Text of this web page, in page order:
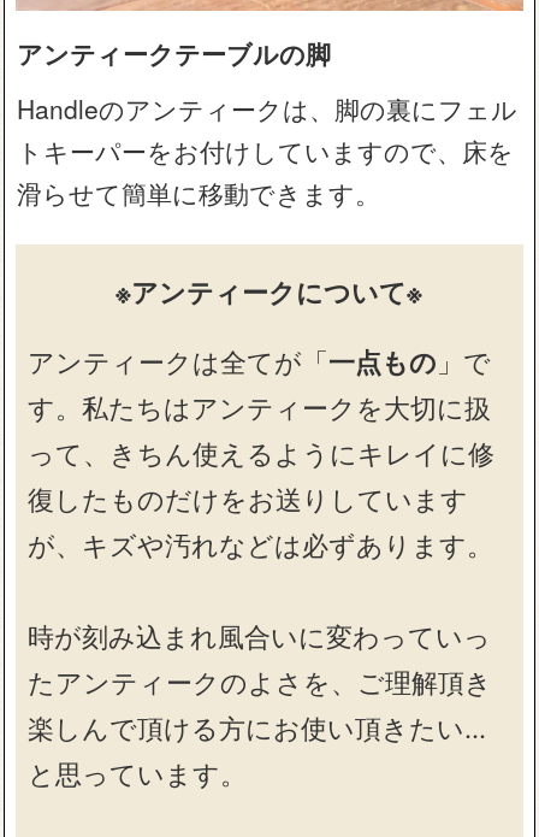
アンティークテーブルの脚
Handleのアンティークは、脚の裏にフェル
トキーパーをお付けしていますので、床を
滑らせて簡単に移動できます。
※アンティークについて※
アンティークは全てが「 一点もの 」で
す。私たちはアンティークを大切に扱
って、きちん使えるようにキレイに修
復したものだけをお送りしています
が、キズや汚れなどは必ずあります。
時が刻み込まれ風合いに変わっていっ
たアンティークのよさを、ご理解頂き
楽しんで頂ける方にお使い頂きたい…
と思っています。